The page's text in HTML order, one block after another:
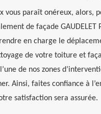
vous paraît onéreux, alors,
de façade
en charge le
de votre toiture et
de nos zones
Ainsi, faites confiance à
satisfaction sera assurée.